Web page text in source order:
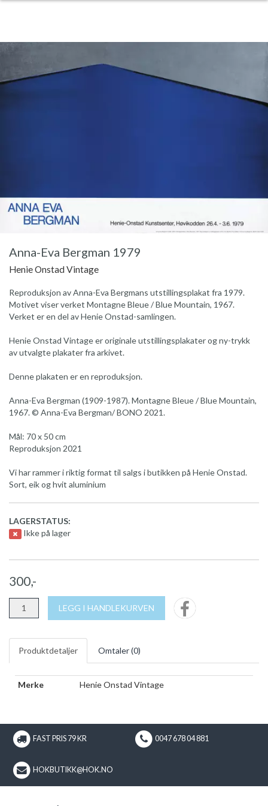
Anna-Eva Bergman 1979
Henie Onstad Vintage
Reproduksjon av Anna-Eva Bergmans utstillingsplakat fra 1979.
Motivet viser verket Montagne Bleue / Blue Mountain, 1967.
Verket er en del av Henie Onstad-samlingen.
Henie Onstad Vintage er originale utstillingsplakater og ny-trykk
av utvalgte plakater fra arkivet.
Denne plakaten er en reproduksjon.
Anna-Eva Bergman (1909-1987). Montagne Bleue / Blue Mountain,
1967. © Anna-Eva Bergman/ BONO 2021.
Mål: 70 x 50 cm
Reproduksjon 2021
Vi har rammer i riktig format til salgs i butikken på Henie Onstad.
Sort, eik og hvit aluminium
LAGERSTATUS:
Ikke på lager
300,-
LEGG I HANDLEKURVEN
Produktdetaljer Omtaler (0)
Merke Henie Onstad Vintage
FAST PRIS 79 KR 0047 678 04 881
HOKBUTIKK@HOK.NO